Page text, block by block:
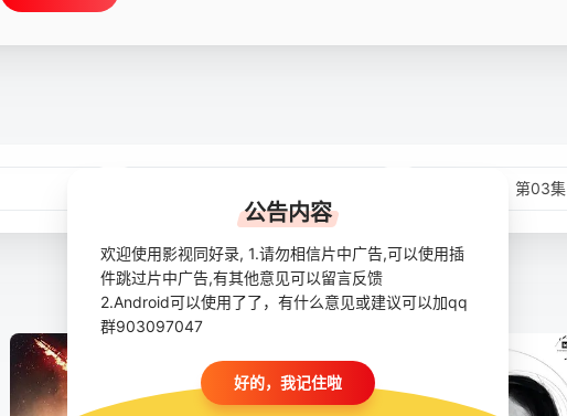
第03集
公告内容
欢迎使用影视同好录, 1.请勿相信片中广告,可以使用插
件跳过片中广告,有其他意见可以留言反馈
2.Android可以使用了了，有什么意见或建议可以加qq
群903097047
好的，我记住啦